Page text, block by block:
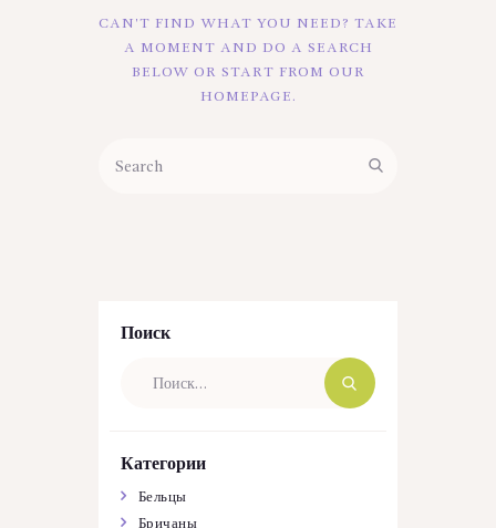
CAN'T FIND WHAT YOU NEED? TAKE
A MOMENT AND DO A SEARCH
BELOW OR START FROM OUR
HOMEPAGE .
Поиск
Категории
Бельцы
Бричаны